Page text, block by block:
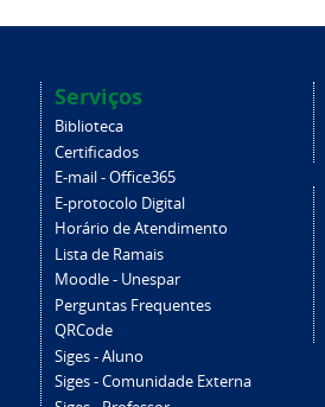
Serviços
Biblioteca
Certificados
E-mail - Office365
E-protocolo Digital
Horário de Atendimento
Lista de Ramais
Moodle - Unespar
Perguntas Frequentes
QRCode
Siges - Aluno
Siges - Comunidade Externa